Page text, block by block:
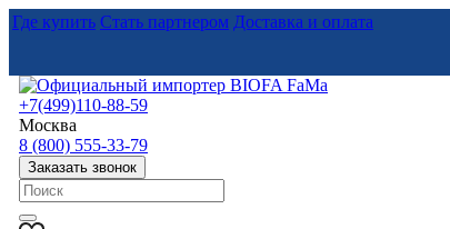
Где купить Стать партнером Доставка и оплата
+7(499)110-88-59
Москва
8 (800) 555-33-79
Заказать звонок